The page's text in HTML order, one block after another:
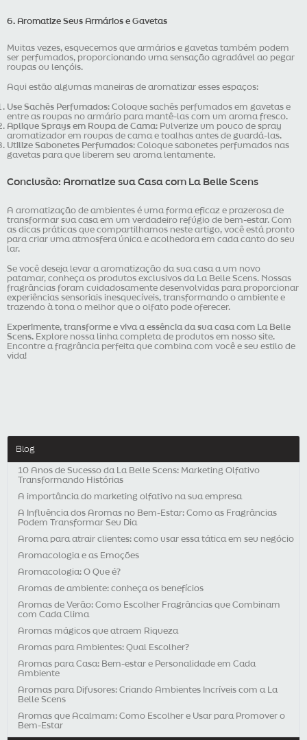
6. Aromatize Seus Armários e Gavetas
Muitas vezes, esquecemos que armários e gavetas também podem
ser perfumados, proporcionando uma sensação agradável ao pegar
roupas ou lençóis.
Aqui estão algumas maneiras de aromatizar esses espaços:
Use Sachês Perfumados: Coloque sachês perfumados em gavetas e
entre as roupas no armário para mantê-las com um aroma fresco.
Aplique Sprays em Roupa de Cama: Pulverize um pouco de spray
aromatizador em roupas de cama e toalhas antes de guardá-las.
Utilize Sabonetes Perfumados: Coloque sabonetes perfumados nas
gavetas para que liberem seu aroma lentamente.
Conclusão: Aromatize sua Casa com La Belle Scens
A aromatização de ambientes é uma forma eficaz e prazerosa de
transformar sua casa em um verdadeiro refúgio de bem-estar. Com
as dicas práticas que compartilhamos neste artigo, você está pronto
para criar uma atmosfera única e acolhedora em cada canto do seu
lar.
Se você deseja levar a aromatização da sua casa a um novo
patamar, conheça os produtos exclusivos da La Belle Scens. Nossas
fragrâncias foram cuidadosamente desenvolvidas para proporcionar
experiências sensoriais inesquecíveis, transformando o ambiente e
trazendo à tona o melhor que o olfato pode oferecer.
Experimente, transforme e viva a essência da sua casa com La Belle
Scens. Explore nossa linha completa de produtos em nosso site.
Encontre a fragrância perfeita que combina com você e seu estilo de
vida!
Blog
10 Anos de Sucesso da La Belle Scens: Marketing Olfativo
Transformando Histórias
A importância do marketing olfativo na sua empresa
A Influência dos Aromas no Bem-Estar: Como as Fragrâncias
Podem Transformar Seu Dia
Aroma para atrair clientes: como usar essa tática em seu negócio
Aromacologia e as Emoções
Aromacologia: O Que é?
Aromas de ambiente: conheça os benefícios
Aromas de Verão: Como Escolher Fragrâncias que Combinam
com Cada Clima
Aromas mágicos que atraem Riqueza
Aromas para Ambientes: Qual Escolher?
Aromas para Casa: Bem-estar e Personalidade em Cada
Ambiente
Aromas para Difusores: Criando Ambientes Incríveis com a La
Belle Scens
Aromas que Acalmam: Como Escolher e Usar para Promover o
Bem-Estar